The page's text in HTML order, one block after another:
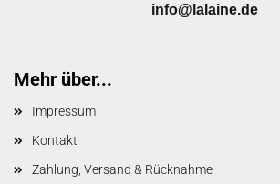
info@lalaine.de
Mehr über...
Impressum
Kontakt
Zahlung, Versand & Rücknahme